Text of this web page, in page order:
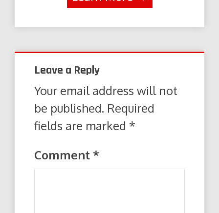
Leave a Reply
Your email address will not
be published. Required
fields are marked *
Comment *